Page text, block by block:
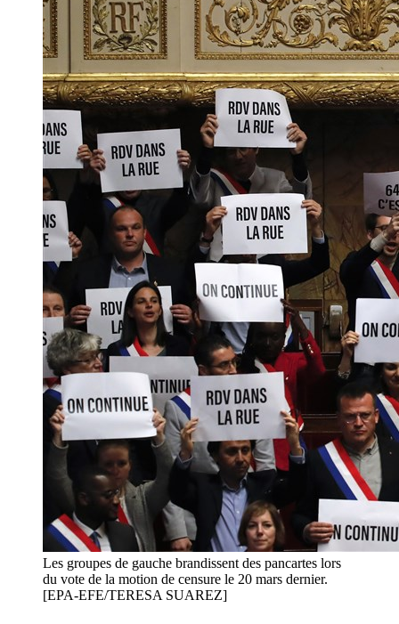
Les groupes de gauche brandissent des pancartes lors
du vote de la motion de censure le 20 mars dernier.
[EPA-EFE/TERESA SUAREZ]